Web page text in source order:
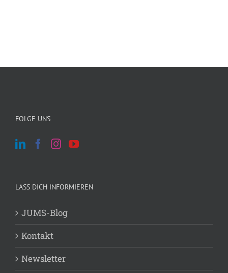
FOLGE UNS
LASS DICH INFORMIEREN
JUMS-Blog
Kontakt
Newsletter